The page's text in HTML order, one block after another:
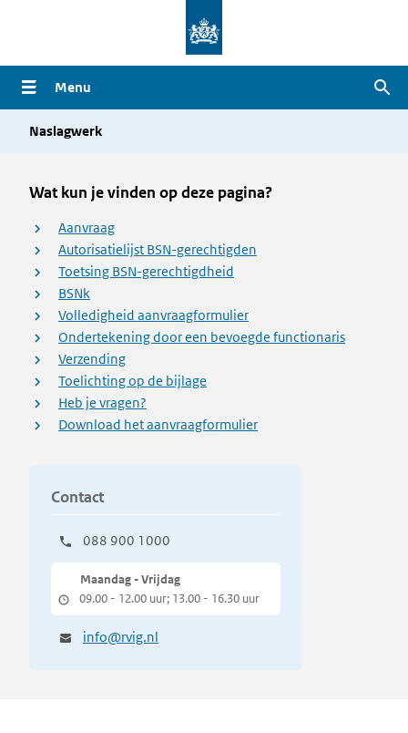
naar
de
inhoud
Menu
Naslagwerk
Wat kun je vinden op deze pagina?
Aanvraag
Autorisatielijst BSN-gerechtigden
Toetsing BSN-gerechtigdheid
BSNk
Volledigheid aanvraagformulier
Ondertekening door een bevoegde functionaris
Verzending
Toelichting op de bijlage
Heb je vragen?
Download het aanvraagformulier
Contact
088 900 1000
Maandag - Vrijdag
09.00 - 12.00 uur; 13.00 - 16.30 uur
info@rvig.nl